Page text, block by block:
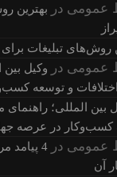
عمومی در
بهترین
روش‌های تبلیغات
عمومی در
وکیل بین
و توسعه
بین المللی؛
کسب‌وکار در عرصه
عمومی در
4
آن